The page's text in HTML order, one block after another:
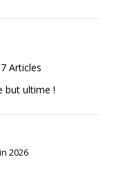
Articles
but ultime !
2026